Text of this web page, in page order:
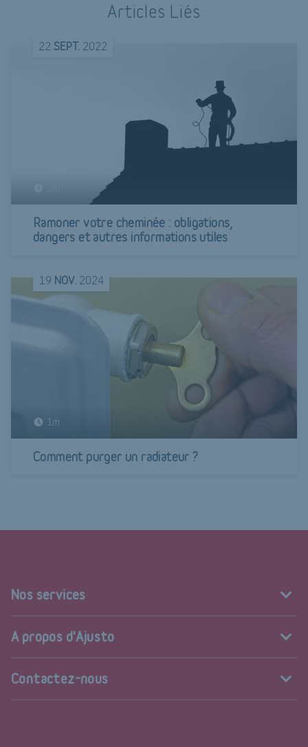
Articles Liés
22 SEPT. 2022
Ramoner votre cheminée : obligations,
dangers et autres informations utiles
19 NOV. 2024
1m
Comment purger un radiateur ?
Nos services
A propos d'Ajusto
Contactez-nous